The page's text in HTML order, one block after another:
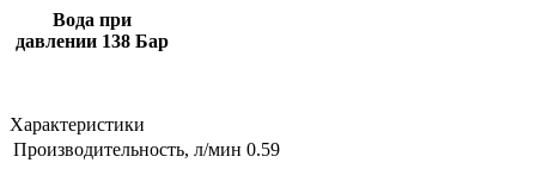
Вода при
давлении 138 Бар
Характеристики
Производительность, л/мин 0.59